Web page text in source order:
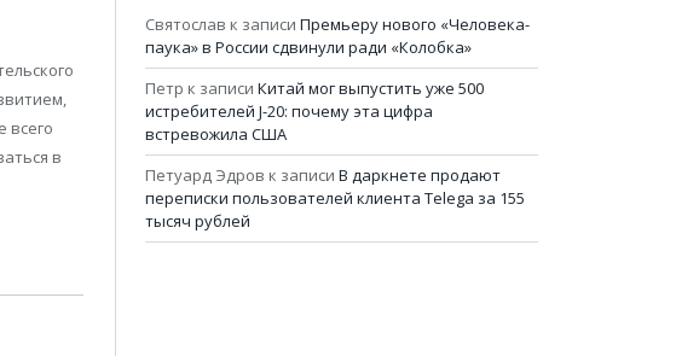
всего
в
Святослав к записи Премьеру нового «Человека-
паука» в России сдвинули ради «Колобка»
Петр к записи Китай мог выпустить уже 500
истребителей J-20: почему эта цифра
встревожила США
Петуард Эдров к записи В даркнете продают
переписки пользователей клиента Telega за 155
тысяч рублей